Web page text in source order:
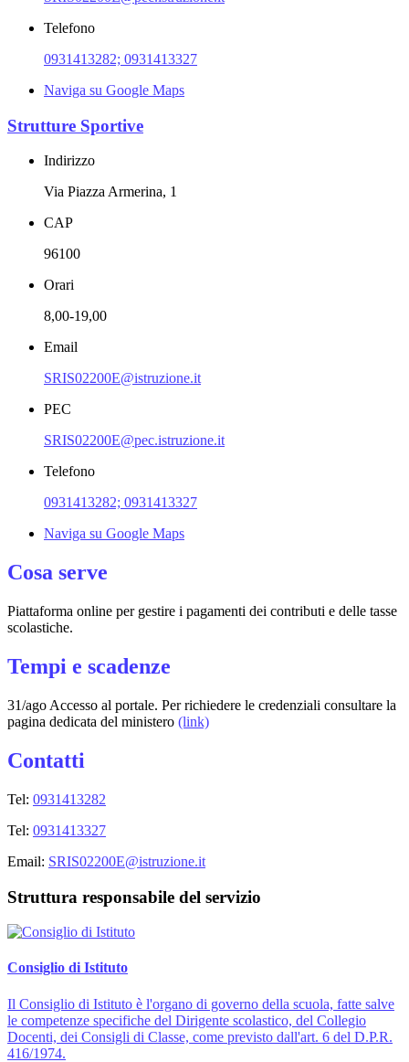
Telefono
0931413282; 0931413327
Naviga su Google Maps
Strutture Sportive
Indirizzo
Via Piazza Armerina, 1
CAP
96100
Orari
8,00-19,00
Email
SRIS02200E@istruzione.it
PEC
SRIS02200E@pec.istruzione.it
Telefono
0931413282; 0931413327
Naviga su Google Maps
Cosa serve
Piattaforma online per gestire i pagamenti dei contributi e delle tasse
scolastiche.
Tempi e scadenze
31/ago Accesso al portale. Per richiedere le credenziali consultare la
pagina dedicata del ministero (link)
Contatti
Tel: 0931413282
Tel: 0931413327
Email: SRIS02200E@istruzione.it
Struttura responsabile del servizio
Consiglio di Istituto
Il Consiglio di Istituto è l'organo di governo della scuola, fatte salve
le competenze specifiche del Dirigente scolastico, del Collegio
Docenti, dei Consigli di Classe, come previsto dall'art. 6 del D.P.R.
416/1974.